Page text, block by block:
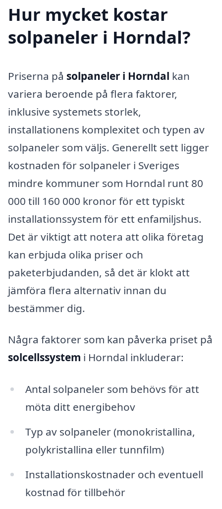
Hur mycket kostar
solpaneler i Horndal?
Priserna på solpaneler i Horndal kan
variera beroende på flera faktorer,
inklusive systemets storlek,
installationens komplexitet och typen av
solpaneler som väljs. Generellt sett ligger
kostnaden för solpaneler i Sveriges
mindre kommuner som Horndal runt 80
000 till 160 000 kronor för ett typiskt
installationssystem för ett enfamiljshus.
Det är viktigt att notera att olika företag
kan erbjuda olika priser och
paketerbjudanden, så det är klokt att
jämföra flera alternativ innan du
bestämmer dig.
Några faktorer som kan påverka priset på
solcellssystem i Horndal inkluderar:
Antal solpaneler som behövs för att
möta ditt energibehov
Typ av solpaneler (monokristallina,
polykristallina eller tunnfilm)
Installationskostnader och eventuell
kostnad för tillbehör